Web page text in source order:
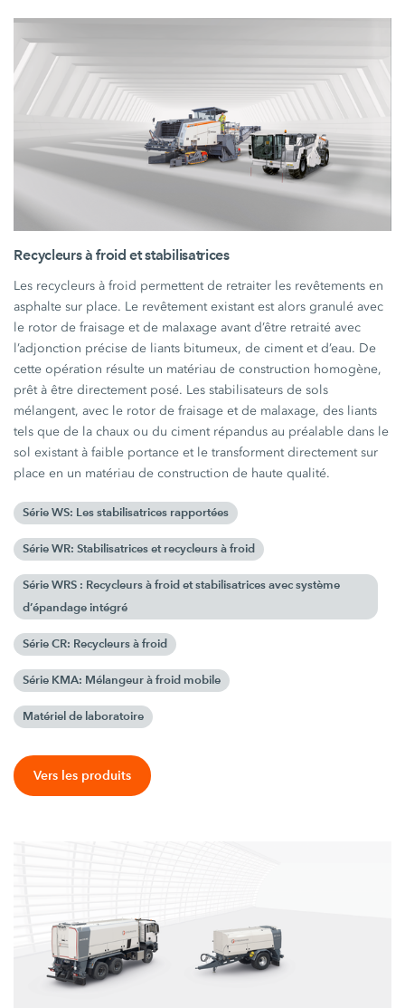
Recycleurs à froid et stabilisatrices
Les recycleurs à froid permettent de retraiter les revêtements en
asphalte sur place. Le revêtement existant est alors granulé avec
le rotor de fraisage et de malaxage avant d’être retraité avec
l’adjonction précise de liants bitumeux, de ciment et d’eau. De
cette opération résulte un matériau de construction homogène,
prêt à être directement posé. Les stabilisateurs de sols
mélangent, avec le rotor de fraisage et de malaxage, des liants
tels que de la chaux ou du ciment répandus au préalable dans le
sol existant à faible portance et le transforment directement sur
place en un matériau de construction de haute qualité.
Série WS: Les stabilisatrices rapportées
Série WR: Stabilisatrices et recycleurs à froid
Série WRS : Recycleurs à froid et stabilisatrices avec système
d’épandage intégré
Série CR: Recycleurs à froid
Série KMA: Mélangeur à froid mobile
Matériel de laboratoire
Vers les produits